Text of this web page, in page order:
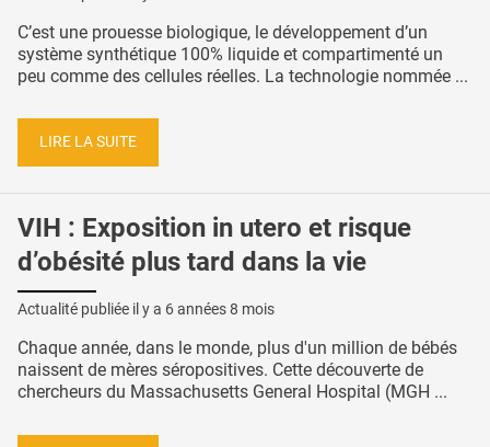
C’est une prouesse biologique, le développement d’un
système synthétique 100% liquide et compartimenté un
peu comme des cellules réelles. La technologie nommée ...
LIRE LA SUITE
VIH : Exposition in utero et risque
d’obésité plus tard dans la vie
Actualité publiée il y a 6 années 8 mois
Chaque année, dans le monde, plus d'un million de bébés
naissent de mères séropositives. Cette découverte de
chercheurs du Massachusetts General Hospital (MGH ...